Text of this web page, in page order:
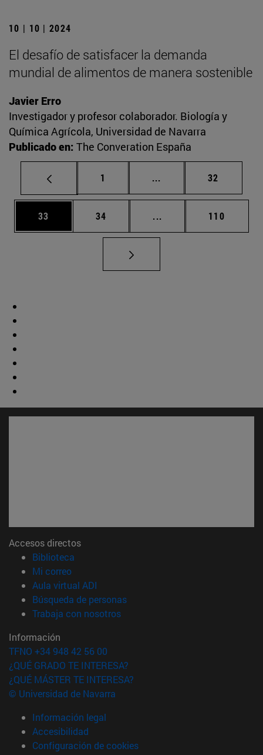
10 | 10 | 2024
El desafío de satisfacer la demanda
mundial de alimentos de manera sostenible
Javier Erro
Investigador y profesor colaborador. Biología y
Química Agrícola, Universidad de Navarra
Publicado en: The Converation España
Página
1 ... Páginas intermedias
Página
32
Página
33 Página
34 ... Páginas intermedias
Página
110
Accesos directos
Biblioteca
Mi correo(abre en nueva ventana)
Aula virtual ADI
Búsqueda de personas(abre en nueva ventana)
Trabaja con nosotros(abre en nueva ventana)
Información
TFNO +34 948 42 56 00
¿QUÉ GRADO TE INTERESA?
¿QUÉ MÁSTER TE INTERESA?
© Universidad de Navarra
Información legal
Accesibilidad
Configuración de cookies